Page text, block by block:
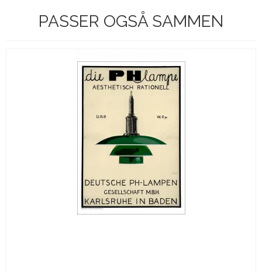
PASSER OGSÅ SAMMEN